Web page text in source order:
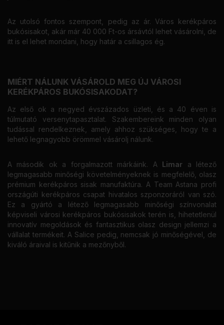
Az utolsó fontos szempont, pedig az ár. Város kerékpáros
bukósisakot, akár már 40 000 Ft-os ársávtól lehet vásárolni, de
itt is el lehet mondani, hogy határ a csillagos ég.
MIÉRT NÁLUNK VÁSÁROLD MEG ÚJ VÁROSI
KERÉKPÁROS BUKÓSISAKODAT?
Az első ok a negyed évszázados üzleti, és a 40 éven is
túlmutató versenytapasztalat. Szakembereink minden olyan
tudással rendelkeznek, amely ahhoz szükséges, hogy te a
lehető legnagyobb örömmel vásárolj nálunk.
A második ok a forgalmazott márkáink. A Limar a létező
legmagasabb minőségi követelményeknek is megfelelő, olasz
prémium kerékpáros sisak manufaktúra. A Team Astana profi
országúti kerékpáros csapat hivatalos szponzoráról van szó.
Ez a gyártó a létező legmagasabb minőségi színvonalat
képviseli városi kerékpáros bukósisakok terén is, hihetetlenül
innovatív megoldások és fantasztikus olasz design jellemzi a
vállalat termékeit. A Salice pedig, nemcsak jó minőségével, de
kiváló áraival is kitűnik a mezőnyből.